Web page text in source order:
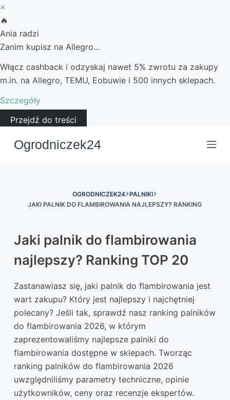
×
🔥
Ania radzi
Zanim kupisz na Allegro...
Włącz cashback i odzyskaj nawet 5% zwrotu za zakupy
m.in. na Allegro, TEMU, Eobuwie i 500 innych sklepach.
Szczegóły
Przejdź do treści
Ogrodniczek24
OGRODNICZEK24 PALNIKI
JAKI PALNIK DO FLAMBIROWANIA NAJLEPSZY? RANKING
Jaki palnik do flambirowania
najlepszy? Ranking TOP 20
Zastanawiasz się, jaki palnik do flambirowania jest
wart zakupu? Który jest najlepszy i najchętniej
polecany? Jeśli tak, sprawdź nasz ranking palników
do flambirowania 2026, w którym
zaprezentowaliśmy najlepsze palniki do
flambirowania dostępne w sklepach. Tworząc
ranking palników do flambirowania 2026
uwzględniliśmy parametry techniczne, opinie
użytkowników, ceny oraz recenzje ekspertów.